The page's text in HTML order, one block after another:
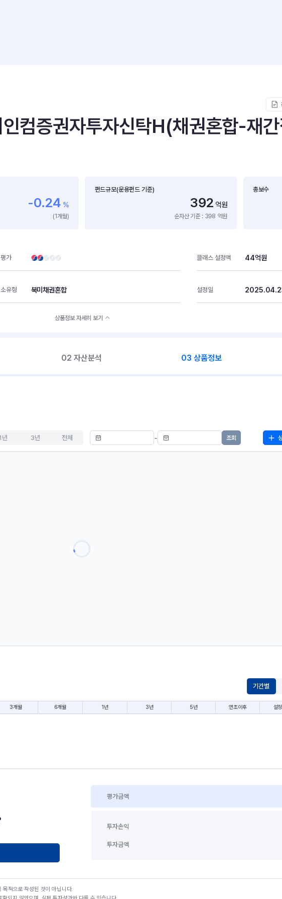
컴증권자투자신탁H(채권혼합-재
-0.24 %
(1개월)
펀드규모(운용펀드 기준)
392 억원
순자산 기준 : 398 억원
총보수
가 클래스 설정액 44억원
유형 북미채권혼합 설정일
상품정보 자세히 보기
02 자산분석 03 상품정보
1년 3년 전체 ~ 조회
기간별
3개월 6개월 1년 3년 5년 연초이후 설
평가금액
투자손익
투자금액
목적으로 작성된 것이 아닙니다.